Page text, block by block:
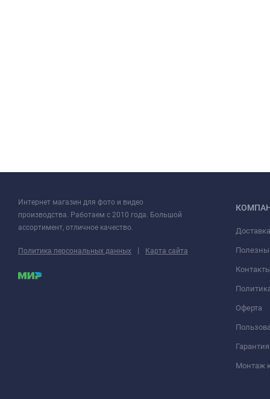
Интернет магазин для фото и видео
производства. Работаем с 2010 года. Большой
ассортимент, отличное качество.
Политика персональных данных | Карта сайта
Оферта
Монтаж